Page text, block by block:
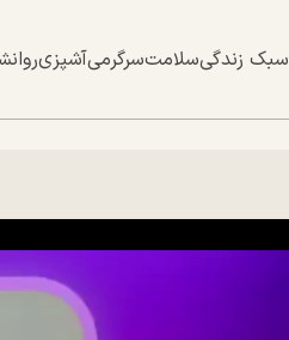
سبک زندگیسلامتسرگرمیآشپزی